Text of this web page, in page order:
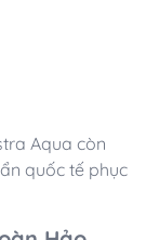
Aqua còn
quốc tế phục